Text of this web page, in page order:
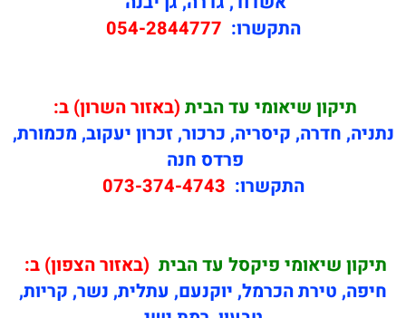
התקשרו: 054-2844777
תיקון שיאומי עד הבית (באזור השרון) ב:
נתניה, חדרה, קיסריה, כרכור, זכרון יעקוב, מכמורת,
פרדס חנה
התקשרו: 073-374-4743
תיקון שיאומי פיקסל עד הבית (באזור הצפון) ב:
חיפה, טירת הכרמל, יוקנעם, עתלית, נשר, קריות,